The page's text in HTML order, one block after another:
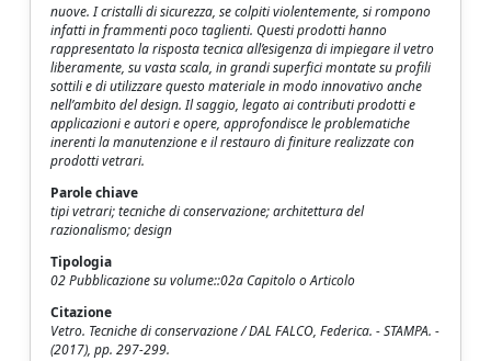
nuove. I cristalli di sicurezza, se colpiti violentemente, si rompono
infatti in frammenti poco taglienti. Questi prodotti hanno
rappresentato la risposta tecnica all’esigenza di impiegare il vetro
liberamente, su vasta scala, in grandi superfici montate su profili
sottili e di utilizzare questo materiale in modo innovativo anche
nell’ambito del design. Il saggio, legato ai contributi prodotti e
applicazioni e autori e opere, approfondisce le problematiche
inerenti la manutenzione e il restauro di finiture realizzate con
prodotti vetrari.
Parole chiave
tipi vetrari; tecniche di conservazione; architettura del
razionalismo; design
Tipologia
02 Pubblicazione su volume::02a Capitolo o Articolo
Citazione
Vetro. Tecniche di conservazione / DAL FALCO, Federica. - STAMPA. -
(2017), pp. 297-299.